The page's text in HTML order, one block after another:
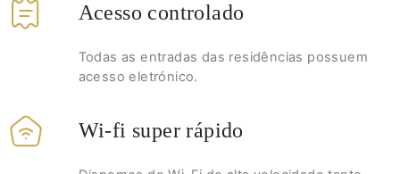
Acesso controlado
Todas as entradas das residências possuem
acesso eletrónico.
Wi-fi super rápido